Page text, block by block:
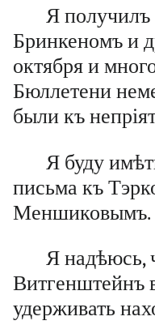
Я
Бринкеномъ и
октября и
Бюллетени
были къ
Я буду
письма къ
Меншиковымъ.
Я надѣюсь,
Витгенштейнъ
удерживать